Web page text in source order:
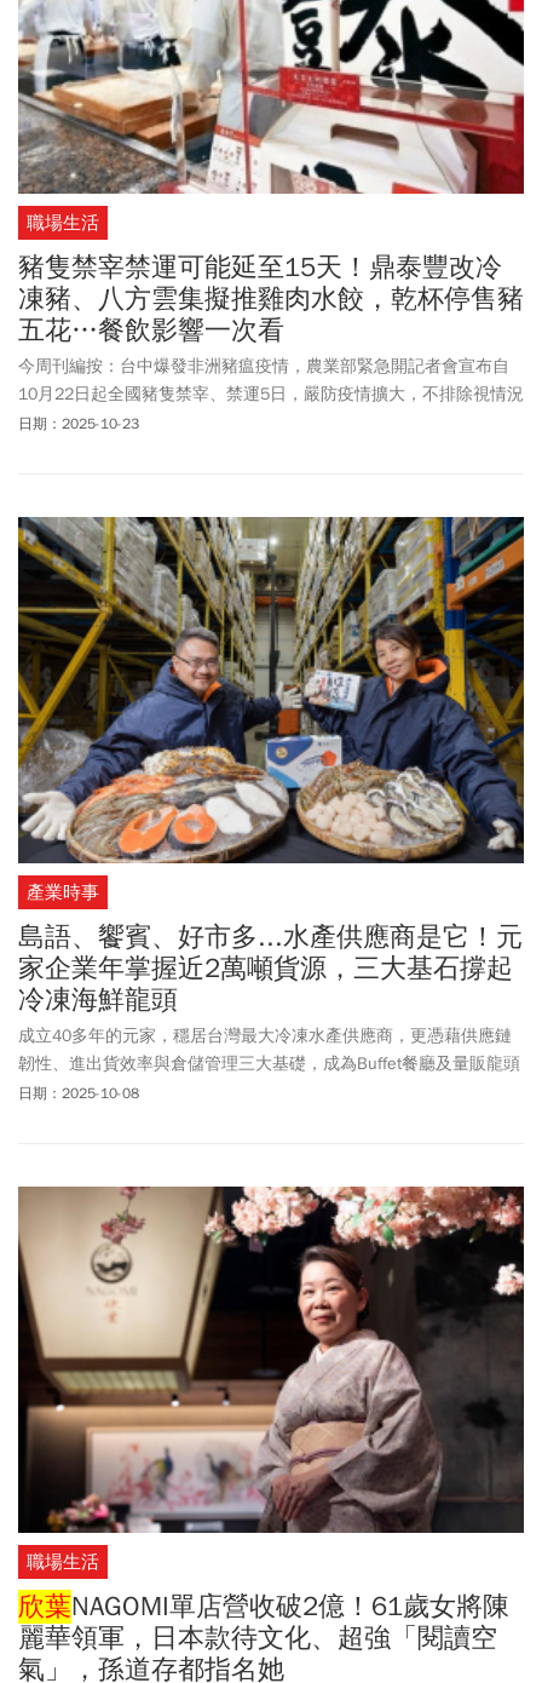
職場生活
豬隻禁宰禁運可能延至15天！鼎泰豐改冷
凍豬、八方雲集擬推雞肉水餃，乾杯停售豬
五花…餐飲影響一次看
今周刊編按：台中爆發非洲豬瘟疫情，農業部緊急開記者會宣布自
10月22日起全國豬隻禁宰、禁運5日，嚴防疫情擴大，不排除視情況
延長。農業部長陳駿季指出，非洲豬瘟病毒潛伏期長達15天，未來
月食品社」停售滷肉飯，黃記魯肉飯、阿璋肉圓、阿泉爌肉飯、南
豐魯肉飯都將暫停營業數日。
日期：2025-10-23
產業時事
島語、饗賓、好市多...水產供應商是它！元
家企業年掌握近2萬噸貨源，三大基石撐起
冷凍海鮮龍頭
成立40多年的元家，穩居台灣最大冷凍水產供應商，更憑藉供應鏈
韌性、進出貨效率與倉儲管理三大基礎，成為Buffet餐廳及量販龍頭
的首選夥伴。
日期：2025-10-08
職場生活
欣葉NAGOMI單店營收破2億！61歲女將陳
麗華領軍，日本款待文化、超強「閱讀空
氣」，孫道存都指名她